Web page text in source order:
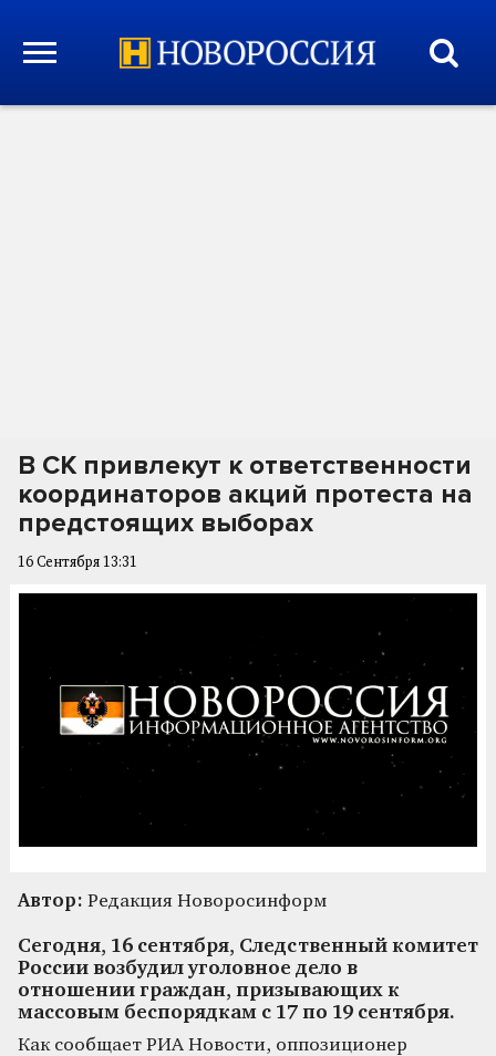
В СК привлекут к ответственности
координаторов акций протеста на
предстоящих выборах
16 Сентября 13:31
Автор: Редакция Новоросинформ
Сегодня, 16 сентября, Следственный комитет
России возбудил уголовное дело в
отношении граждан, призывающих к
массовым беспорядкам с 17 по 19 сентября.
Как сообщает РИА Новости, оппозиционер